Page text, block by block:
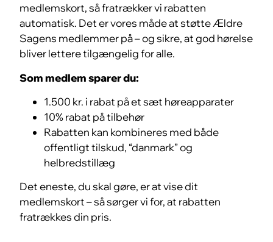
medlemskort, så fratrækker vi rabatten
automatisk. Det er vores måde at støtte Ældre
Sagens medlemmer på – og sikre, at god hørelse
bliver lettere tilgængelig for alle.
Som medlem sparer du:
1.500 kr. i rabat på et sæt høreapparater
10% rabat på tilbehør
Rabatten kan kombineres med både
offentligt tilskud, “danmark” og
helbredstillæg
Det eneste, du skal gøre, er at vise dit
medlemskort – så sørger vi for, at rabatten
fratrækkes din pris.